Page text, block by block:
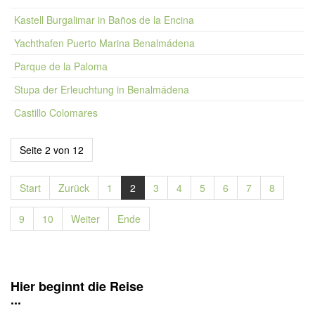
Kastell Burgalimar in Baños de la Encina
Yachthafen Puerto Marina Benalmádena
Parque de la Paloma
Stupa der Erleuchtung in Benalmádena
Castillo Colomares
Seite 2 von 12
Start Zurück 1 2 3 4 5 6 7 8
9 10 Weiter Ende
Hier beginnt die Reise
...